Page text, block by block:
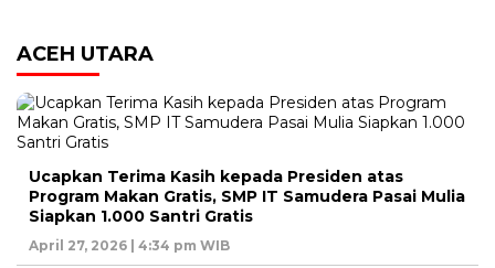
ACEH UTARA
Ucapkan Terima Kasih kepada Presiden atas
Program Makan Gratis, SMP IT Samudera Pasai Mulia
Siapkan 1.000 Santri Gratis
April 27, 2026 | 4:34 pm WIB